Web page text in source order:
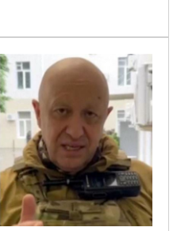
謀的結果，但這架飛機
。不過，目前這項說法尚